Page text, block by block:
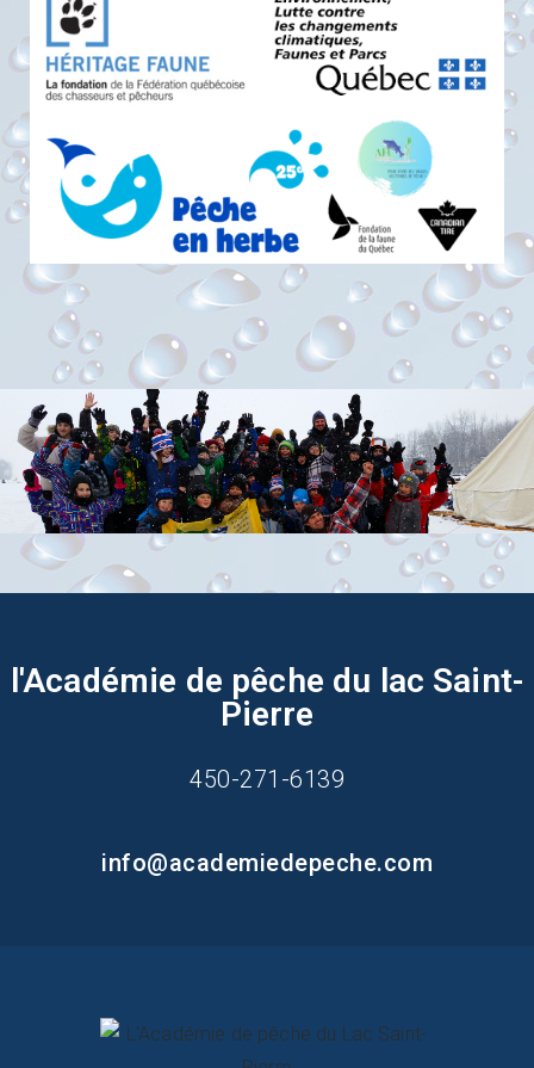
l'Académie de pêche du lac Saint-
Pierre
450-271-6139
info@academiedepeche.com